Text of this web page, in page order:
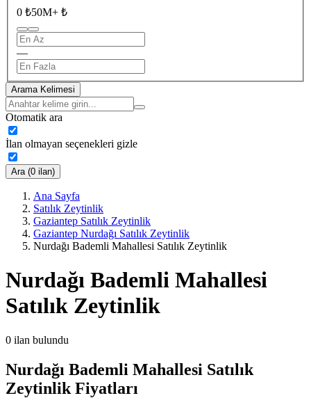
0 ₺50M+ ₺
—
Arama Kelimesi
Otomatik ara
İlan olmayan seçenekleri gizle
Ara (0 ilan)
Ana Sayfa
Satılık Zeytinlik
Gaziantep Satılık Zeytinlik
Gaziantep Nurdağı Satılık Zeytinlik
Nurdağı Bademli Mahallesi Satılık Zeytinlik
Nurdağı Bademli Mahallesi
Satılık Zeytinlik
0 ilan bulundu
Nurdağı Bademli Mahallesi Satılık
Zeytinlik Fiyatları